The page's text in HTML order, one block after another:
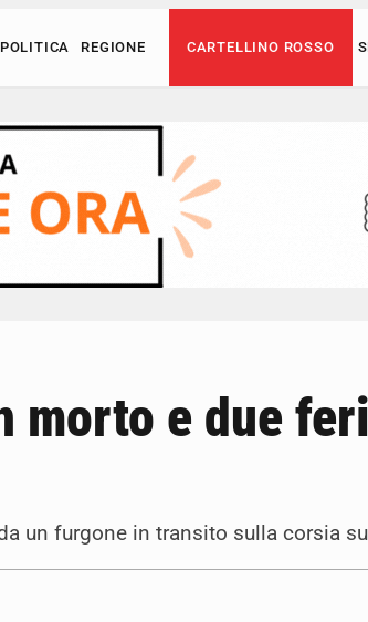
POLITICA REGIONE CARTELLINO ROSSO
morto e due
un furgone in transito sulla corsia